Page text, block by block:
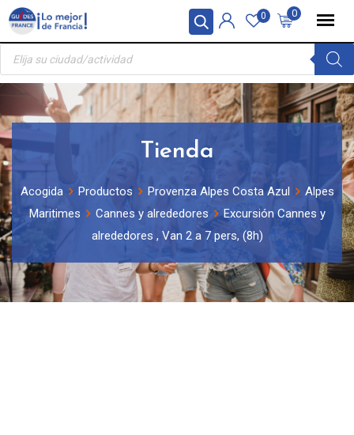
Panel de gestión de cookies
Skip
content
0
0
Búsqueda
productos
Tienda
Acogida Productos Provenza Alpes Costa Azul
Alpes
Maritimes
Cannes y alrededores
Excursión Cannes y
alrededores , Van 2 a 7 pers, (8h)